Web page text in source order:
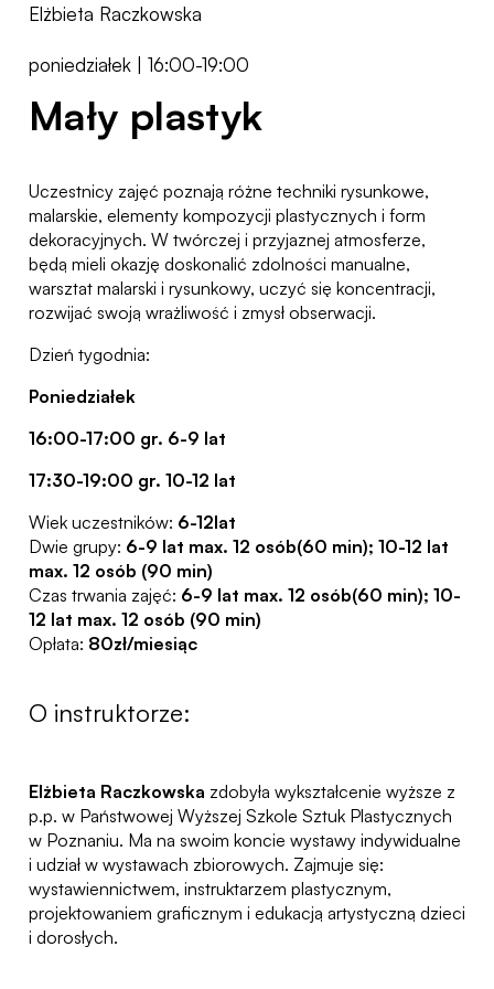
Elżbieta Raczkowska
poniedziałek | 16:00-19:00
Mały plastyk
Uczestnicy zajęć poznają różne techniki rysunkowe,
malarskie, elementy kompozycji plastycznych i form
dekoracyjnych. W twórczej i przyjaznej atmosferze,
będą mieli okazję doskonalić zdolności manualne,
warsztat malarski i rysunkowy, uczyć się koncentracji,
rozwijać swoją wrażliwość i zmysł obserwacji.
Dzień tygodnia:
Poniedziałek
16:00-17:00 gr. 6-9 lat
17:30-19:00 gr. 10-12 lat
Wiek uczestników: 6-12lat
Dwie grupy: 6-9 lat max. 12 osób(60 min); 10-12 lat
max. 12 osób (90 min)
Czas trwania zajęć: 6-9 lat max. 12 osób(60 min); 10-
12 lat max. 12 osób (90 min)
Opłata: 80zł/miesiąc
O instruktorze:
Elżbieta Raczkowska zdobyła wykształcenie wyższe z
p.p. w Państwowej Wyższej Szkole Sztuk Plastycznych
w Poznaniu. Ma na swoim koncie wystawy indywidualne
i udział w wystawach zbiorowych. Zajmuje się:
wystawiennictwem, instruktarzem plastycznym,
projektowaniem graficznym i edukacją artystyczną dzieci
i dorosłych.